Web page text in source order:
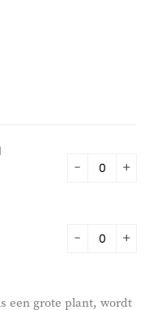
een grote plant, wordt